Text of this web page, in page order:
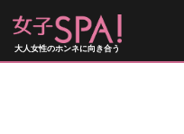
大人女性のホンネに向き合う